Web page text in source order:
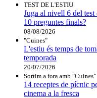
TEST DE L'ESTIU
Juga al nivell 6 del test
10 preguntes finals?
08/08/2026
"Cuines"
L'estiu és temps de
temporada
20/07/2026
Sortim a fora amb "Cuines"
14 receptes de pícnic
cinema a la fresca